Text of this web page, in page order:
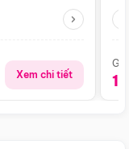
Xem chi tiết